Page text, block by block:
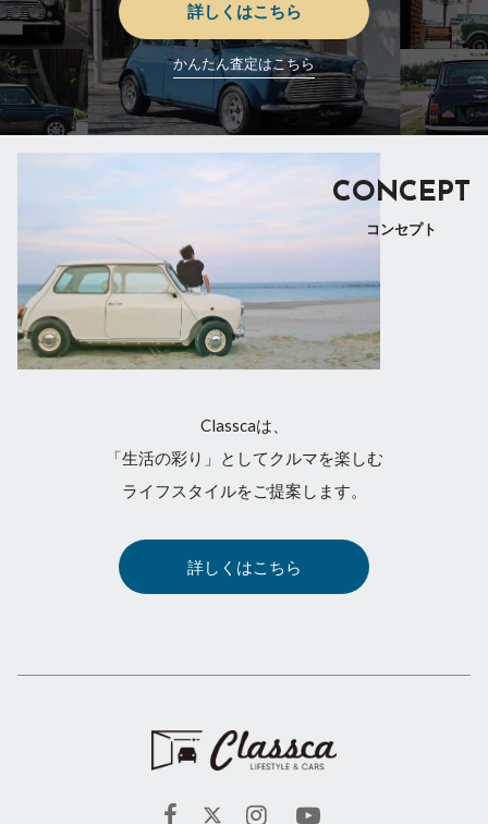
詳しくはこちら
かんたん査定はこちら
CONCEPT
コンセプト
Classcaは、
「生活の彩り」としてクルマを楽しむ
ライフスタイルをご提案します。
詳しくはこちら